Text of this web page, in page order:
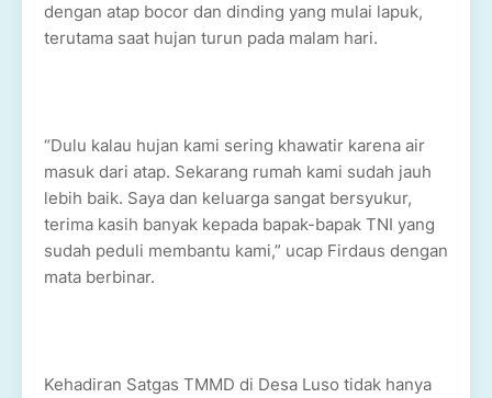
dengan atap bocor dan dinding yang mulai lapuk,
terutama saat hujan turun pada malam hari.
“Dulu kalau hujan kami sering khawatir karena air
masuk dari atap. Sekarang rumah kami sudah jauh
lebih baik. Saya dan keluarga sangat bersyukur,
terima kasih banyak kepada bapak-bapak TNI yang
sudah peduli membantu kami,” ucap Firdaus dengan
mata berbinar.
Kehadiran Satgas TMMD di Desa Luso tidak hanya